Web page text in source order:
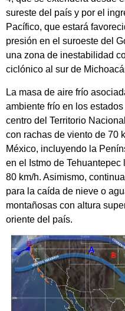
sureste del país y por el
Pacífico, que estará
presión en el suroeste del
una zona de inestabilidad
ciclónico al sur de
La masa de aire frío
ambiente frío en los
centro del Territorio
con rachas de viento de 70
México, incluyendo la
en el Istmo de
80 km/h. Asimismo,
para la caída de nieve o
montañosas con altura
oriente del país.